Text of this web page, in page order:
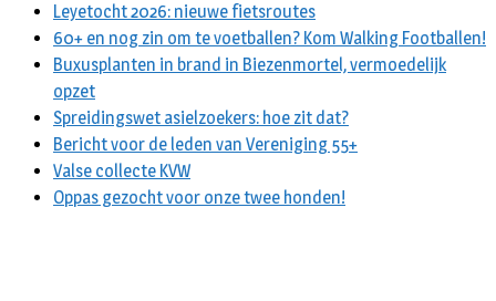
Leyetocht 2026: nieuwe fietsroutes
60+ en nog zin om te voetballen? Kom Walking Footballen!
Buxusplanten in brand in Biezenmortel, vermoedelijk
opzet
Spreidingswet asielzoekers: hoe zit dat?
Bericht voor de leden van Vereniging 55+
Valse collecte KVW
Oppas gezocht voor onze twee honden!